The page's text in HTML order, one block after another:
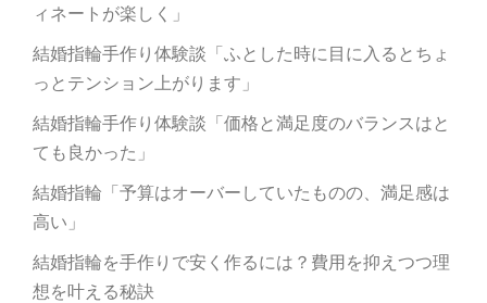
ィネートが楽しく」
結婚指輪手作り体験談「ふとした時に目に入るとちょ
っとテンション上がります」
結婚指輪手作り体験談「価格と満足度のバランスはと
ても良かった」
結婚指輪「予算はオーバーしていたものの、満足感は
高い」
結婚指輪を手作りで安く作るには？費用を抑えつつ理
想を叶える秘訣